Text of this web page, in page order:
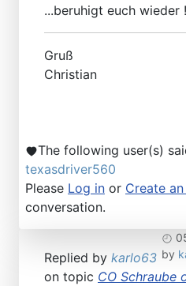
...beruhigt euch wieder !
Gruß
Christian
The following user(s)
texasdriver560
Please Log in or Create
conversation.
by
Replied by karlo63
on topic CO Schraube